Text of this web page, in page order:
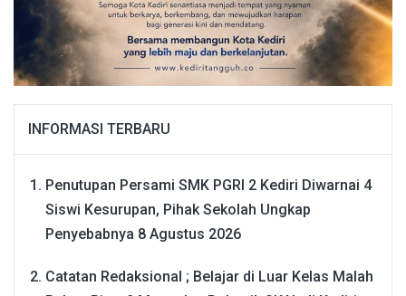
INFORMASI TERBARU
Penutupan Persami SMK PGRI 2 Kediri Diwarnai 4
Siswi Kesurupan, Pihak Sekolah Ungkap
Penyebabnya 8 Agustus 2026
Catatan Redaksional ; Belajar di Luar Kelas Malah